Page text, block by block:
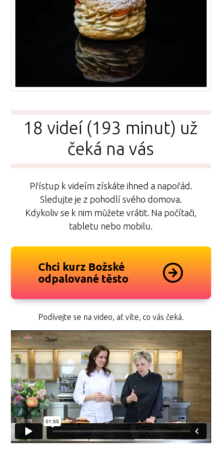
18 videí (193 minut) už
čeká na vás
Přístup k videím získáte ihned a napořád.
Sledujte je z pohodlí svého domova.
Kdykoliv se k nim můžete vrátit. Na počítači,
tabletu nebo mobilu.
Chci kurz Božské
odpalované těsto
Podívejte se na video, ať víte, co vás čeká.